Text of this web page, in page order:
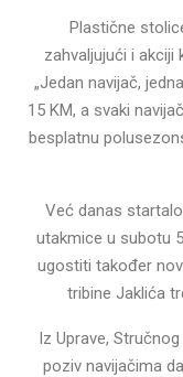
Plastične
zahvaljujući i akciji
„Jedan navijač,
15 KM, a svaki
besplatnu
Već danas
utakmice u subotu
ugostiti također
tribine Jaklića
Iz Uprave,
poziv navijačima